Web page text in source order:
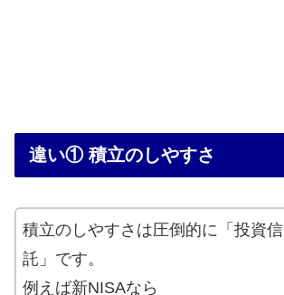
違い① 積立のしやすさ
積立のしやすさは圧倒的に「投資信
託」です。
例えば新NISAなら